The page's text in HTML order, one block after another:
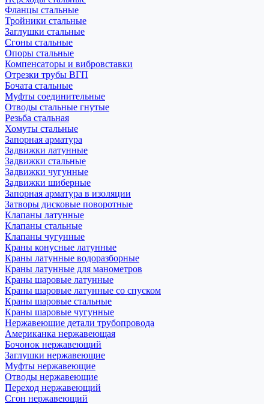
Фланцы стальные
Тройники стальные
Заглушки стальные
Сгоны стальные
Опоры стальные
Компенсаторы и вибровставки
Отрезки трубы ВГП
Бочата стальные
Муфты соединительные
Отводы стальные гнутые
Резьба стальная
Хомуты стальные
Запорная арматура
Задвижки латунные
Задвижки стальные
Задвижки чугунные
Задвижки шиберные
Запорная арматура в изоляции
Затворы дисковые поворотные
Клапаны латунные
Клапаны стальные
Клапаны чугунные
Краны конусные латунные
Краны латунные водоразборные
Краны латунные для манометров
Краны шаровые латунные
Краны шаровые латунные со спуском
Краны шаровые стальные
Краны шаровые чугунные
Нержавеющие детали трубопровода
Американка нержавеющая
Бочонок нержавеющий
Заглушки нержавеющие
Муфты нержавеющие
Отводы нержавеющие
Переход нержавеющий
Сгон нержавеющий